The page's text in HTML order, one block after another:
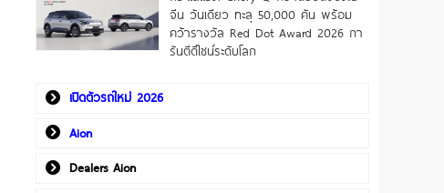
จีน วันเดียว ทะลุ 50,000 คัน พร้อม
คว้ารางวัล Red Dot Award 2026 กา
รันตีดีไซน์ระดับโลก
เปิดตัวรถใหม่ 2026
Aion
Dealers Aion